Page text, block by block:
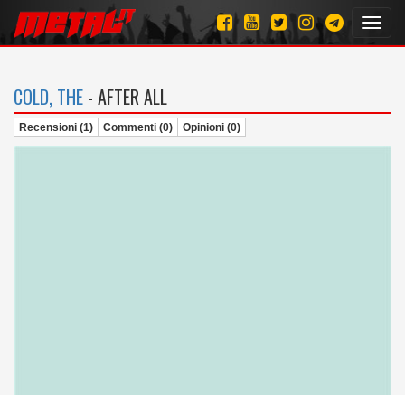
COLD, THE - AFTER ALL
Recensioni (1) Commenti (0) Opinioni (0)